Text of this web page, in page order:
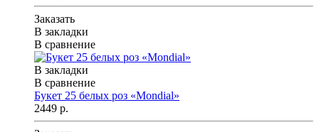
Заказать
В закладки
В сравнение
В закладки
В сравнение
Букет 25 белых роз «Mondial»
2449 р.